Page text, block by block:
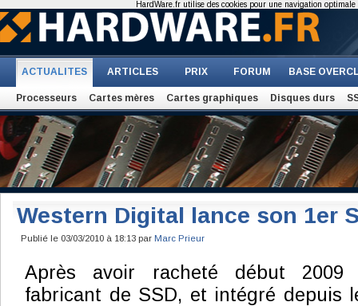
ACTUALITES ARTICLES PRIX FORUM BASE
Processeurs Cartes mères Cartes graphiques Disques durs
Western Digital lance son 1er
Publié le 03/03/2010 à 18:13 par Marc Prieur
Après avoir racheté début 2009
fabricant de SSD, et intégré depuis
HardWare.fr utilise des cookies pour une navigation